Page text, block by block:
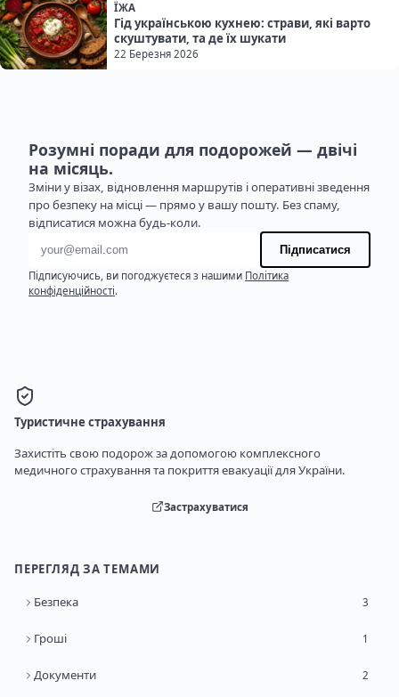
ЇЖА
Гід українською кухнею: страви, які варто
скуштувати, та де їх шукати
22 Березня 2026
Розумні поради для подорожей — двічі
на місяць.
Зміни у візах, відновлення маршрутів і оперативні зведення
про безпеку на місці — прямо у вашу пошту. Без спаму,
відписатися можна будь-коли.
Адреса електронної пошти
Підписатися
Підписуючись, ви погоджуєтеся з нашими Політика
конфіденційності.
Туристичне страхування
Захистіть свою подорож за допомогою комплексного
медичного страхування та покриття евакуації для України.
Застрахуватися
ПЕРЕГЛЯД ЗА ТЕМАМИ
Безпека 3
Гроші 1
Документи 2